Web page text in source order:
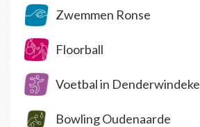
Zwemmen Ronse
Floorball
Voetbal in Denderwindeke
Bowling Oudenaarde